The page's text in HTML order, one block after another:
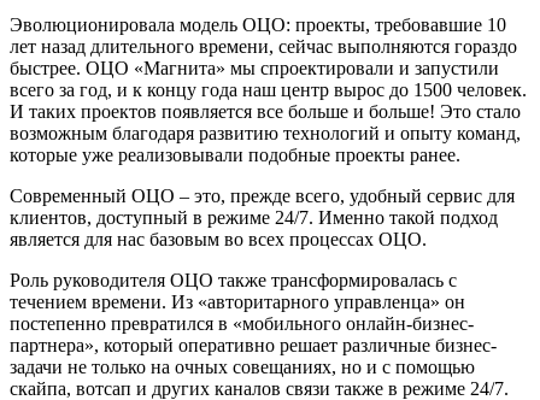
Эволюционировала модель ОЦО: проекты, требовавшие 10
лет назад длительного времени, сейчас выполняются гораздо
быстрее. ОЦО «Магнита» мы спроектировали и запустили
всего за год, и к концу года наш центр вырос до 1500 человек.
И таких проектов появляется все больше и больше! Это стало
возможным благодаря развитию технологий и опыту команд,
которые уже реализовывали подобные проекты ранее.
Современный ОЦО – это, прежде всего, удобный сервис для
клиентов, доступный в режиме 24/7. Именно такой подход
является для нас базовым во всех процессах ОЦО.
Роль руководителя ОЦО также трансформировалась с
течением времени. Из «авторитарного управленца» он
постепенно превратился в «мобильного онлайн-бизнес-
партнера», который оперативно решает различные бизнес-
задачи не только на очных совещаниях, но и с помощью
скайпа, вотсап и других каналов связи также в режиме 24/7.